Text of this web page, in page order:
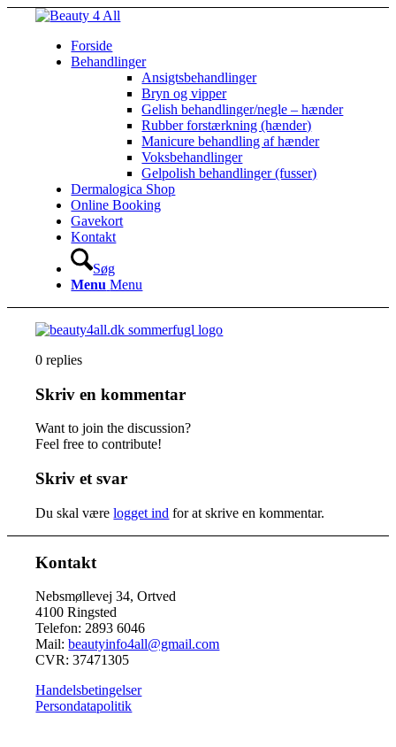
Forside
Behandlinger
Ansigtsbehandlinger
Bryn og vipper
Gelish behandlinger/negle – hænder
Rubber forstærkning (hænder)
Manicure behandling af hænder
Voksbehandlinger
Gelpolish behandlinger (fusser)
Dermalogica Shop
Online Booking
Gavekort
Kontakt
Søg
Menu Menu
0 replies
Skriv en kommentar
Want to join the discussion?
Feel free to contribute!
Skriv et svar
Du skal værelogget ind for at skrive en kommentar.
Kontakt
Nebsmøllevej 34, Ortved
4100 Ringsted
Telefon: 2893 6046
Mail:beautyinfo4all@gmail.com
CVR: 37471305
Handelsbetingelser
Persondatapolitik